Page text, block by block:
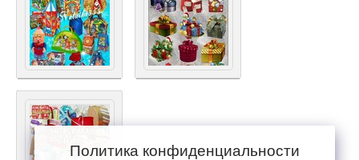
Политика конфиденциальности